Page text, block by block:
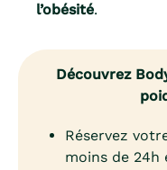
l’obésité.
Découvrez
Réservez
moins de 24h